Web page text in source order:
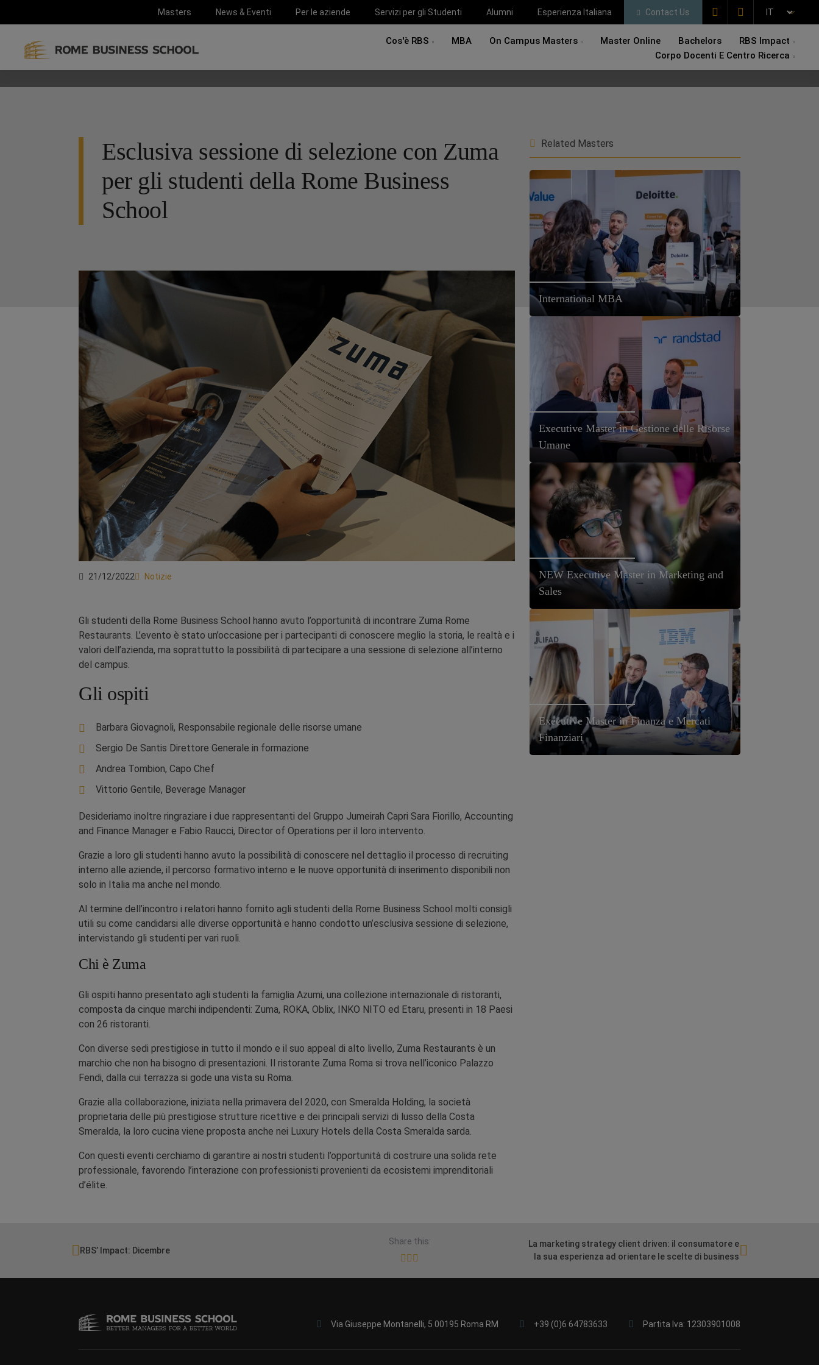
Masters News & Eventi Per le aziende Servizi per gli Studenti Alumni Esperienza Italiana Contact Us
Cos'è RBS MBA On Campus Masters Master Online Bachelors
RBS Impact
Corpo Docenti E Centro Ricerca
Esclusiva sessione di selezione con Zuma
per gli studenti della Rome Business
School
21/12/2022 Notizie
Gli studenti della Rome Business School hanno avuto l’opportunità di incontrare Zuma Rome
Restaurants. L’evento è stato un’occasione per i partecipanti di conoscere meglio la storia, le realtà e i
valori dell’azienda, ma soprattutto la possibilità di partecipare a una sessione di selezione all’interno
del campus.
Gli ospiti
Barbara Giovagnoli, Responsabile regionale delle risorse umane
Sergio De Santis Direttore Generale in formazione
Andrea Tombion, Capo Chef
Vittorio Gentile, Beverage Manager
Desideriamo inoltre ringraziare i due rappresentanti del Gruppo Jumeirah Capri Sara Fiorillo, Accounting
and Finance Manager e Fabio Raucci, Director of Operations per il loro intervento.
Grazie a loro gli studenti hanno avuto la possibilità di conoscere nel dettaglio il processo di recruiting
interno alle aziende, il percorso formativo interno e le nuove opportunità di inserimento disponibili non
solo in Italia ma anche nel mondo.
Al termine dell’incontro i relatori hanno fornito agli studenti della Rome Business School molti consigli
utili su come candidarsi alle diverse opportunità e hanno condotto un’esclusiva sessione di selezione,
intervistando gli studenti per vari ruoli.
Chi è Zuma
Gli ospiti hanno presentato agli studenti la famiglia Azumi, una collezione internazionale di ristoranti,
composta da cinque marchi indipendenti: Zuma, ROKA, Oblix, INKO NITO ed Etaru, presenti in 18 Paesi
con 26 ristoranti.
Con diverse sedi prestigiose in tutto il mondo e il suo appeal di alto livello, Zuma Restaurants è un
marchio che non ha bisogno di presentazioni. Il ristorante Zuma Roma si trova nell’iconico Palazzo
Fendi, dalla cui terrazza si gode una vista su Roma.
Grazie alla collaborazione, iniziata nella primavera del 2020, con Smeralda Holding, la società
proprietaria delle più prestigiose strutture ricettive e dei principali servizi di lusso della Costa
Smeralda, la loro cucina viene proposta anche nei Luxury Hotels della Costa Smeralda sarda.
Con questi eventi cerchiamo di garantire ai nostri studenti l’opportunità di costruire una solida rete
professionale, favorendo l’interazione con professionisti provenienti da ecosistemi imprenditoriali
d’élite.
Related Masters
International MBA
Executive Master in Gestione delle Risorse
Umane
NEW Executive Master in Marketing and
Sales
Executive Master in Finanza e Mercati
Finanziari
RBS’ Impact: Dicembre
Share this:
La marketing strategy client driven: il consumatore e
la sua esperienza ad orientare le scelte di business
Via Giuseppe Montanelli, 5 00195 Roma RM +39 (0)6 64783633 Partita Iva: 12303901008